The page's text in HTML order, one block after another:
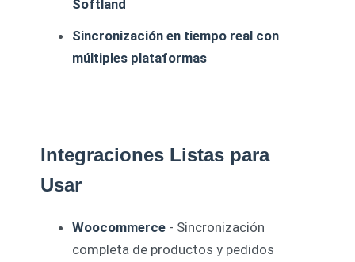
Softland
Sincronización en tiempo real con
múltiples plataformas
Integraciones Listas para
Usar
Woocommerce - Sincronización
completa de productos y pedidos